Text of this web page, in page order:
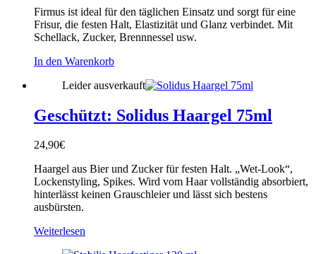
Firmus ist ideal für den täglichen Einsatz und sorgt für eine
Frisur, die festen Halt, Elastizität und Glanz verbindet. Mit
Schellack, Zucker, Brennnessel usw.
In den Warenkorb
Leider ausverkauft
Geschützt: Solidus Haargel 75ml
24,90€
Haargel aus Bier und Zucker für festen Halt. „Wet-Look“,
Lockenstyling, Spikes. Wird vom Haar vollständig absorbiert,
hinterlässt keinen Grauschleier und lässt sich bestens
ausbürsten.
Weiterlesen